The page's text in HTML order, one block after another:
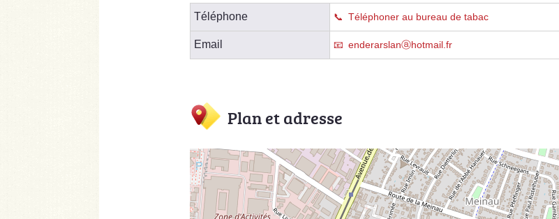
Téléphone Téléphoner au bureau de tabac
Email enderarslanⓐhotmail.fr
Plan et adresse